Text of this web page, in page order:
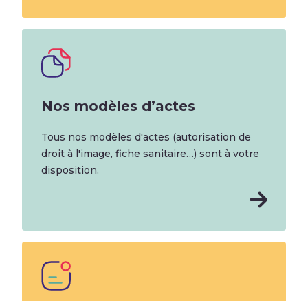
Nos modèles d’actes
Tous nos modèles d'actes (autorisation de
droit à l'image, fiche sanitaire…) sont à votre
disposition.